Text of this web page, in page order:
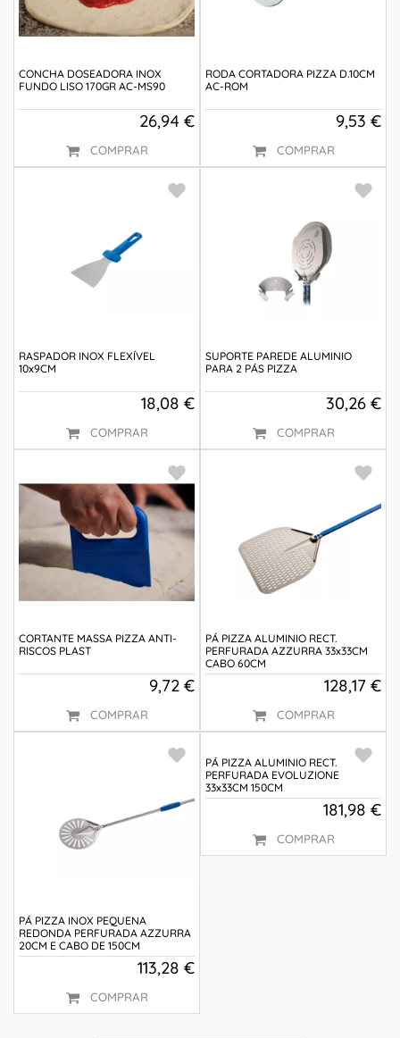
CONCHA DOSEADORA INOX
FUNDO LISO 170GR AC-MS90
26,94 €
COMPRAR
RODA CORTADORA PIZZA D.10CM
AC-ROM
9,53 €
COMPRAR
RASPADOR INOX FLEXÍVEL
10x9CM
18,08 €
COMPRAR
SUPORTE PAREDE ALUMINIO
PARA 2 PÁS PIZZA
30,26 €
COMPRAR
CORTANTE MASSA PIZZA ANTI-
RISCOS PLAST
9,72 €
COMPRAR
PÁ PIZZA ALUMINIO RECT.
PERFURADA AZZURRA 33x33CM
CABO 60CM
128,17 €
COMPRAR
PÁ PIZZA INOX PEQUENA
REDONDA PERFURADA AZZURRA
20CM E CABO DE 150CM
113,28 €
COMPRAR
PÁ PIZZA ALUMINIO RECT.
PERFURADA EVOLUZIONE
33x33CM 150CM
181,98 €
COMPRAR